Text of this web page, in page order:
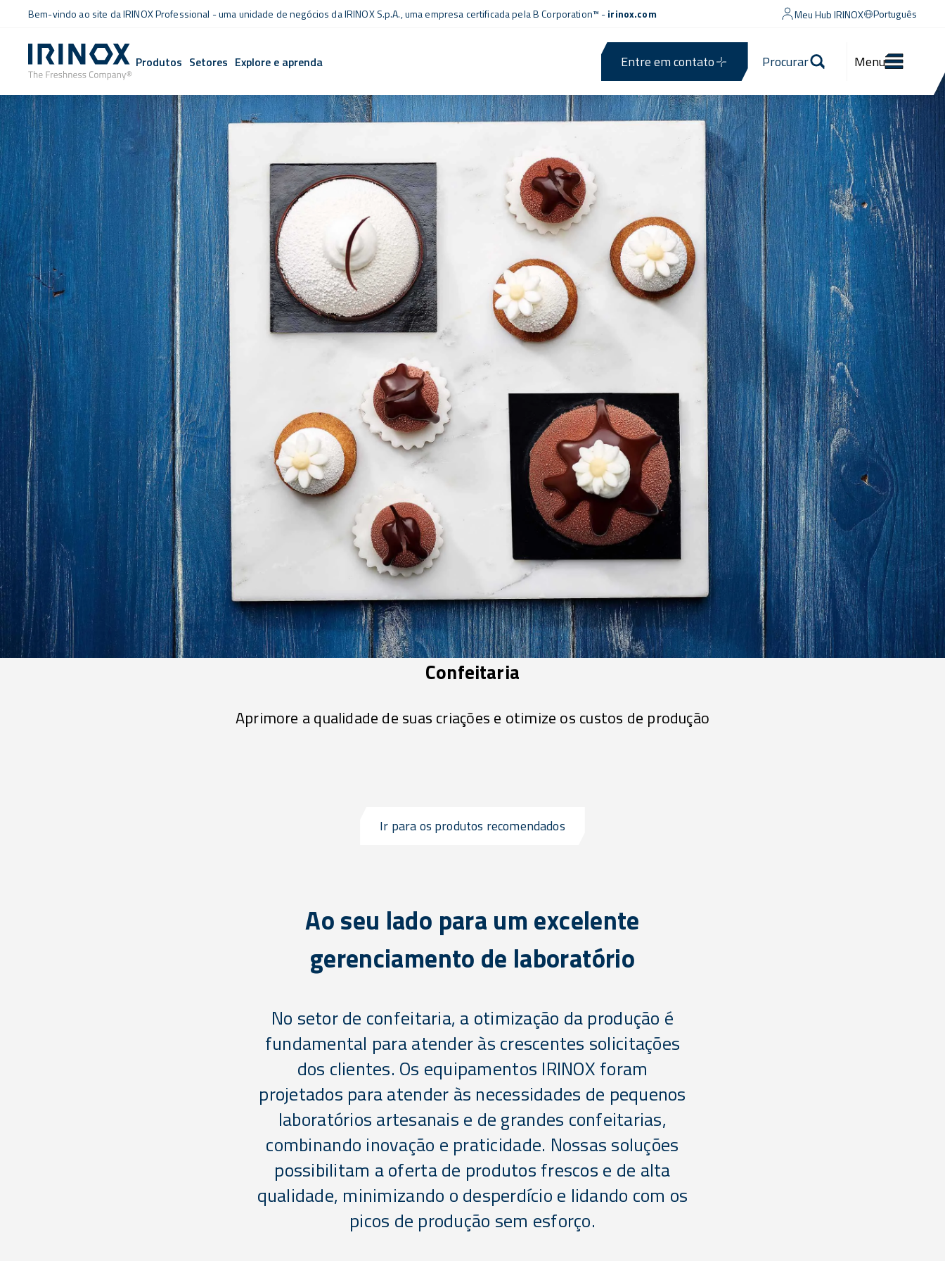
Bem-vindo ao site da IRINOX Professional - uma unidade de negócios da IRINOX S.p.A., uma empresacertificada pela B Corporation™ -irinox.com Meu Hub IRINOX Português
Produtos Setores Explore e aprenda Entre em contato Procurar Menu
Confeitaria
Aprimore a qualidade de suas criações e otimize os custos de produção
Ir para os produtos recomendados
Ao seu lado para um excelente
gerenciamento de laboratório
No setor de confeitaria, a otimização da produção é
fundamental para atender às crescentes solicitações
dos clientes. Os equipamentos IRINOX foram
projetados para atender às necessidades de pequenos
laboratórios artesanais e de grandes confeitarias,
combinando inovação e praticidade. Nossas soluções
possibilitam a oferta de produtos frescos e de alta
qualidade, minimizando o desperdício e lidando com os
picos de produção sem esforço.